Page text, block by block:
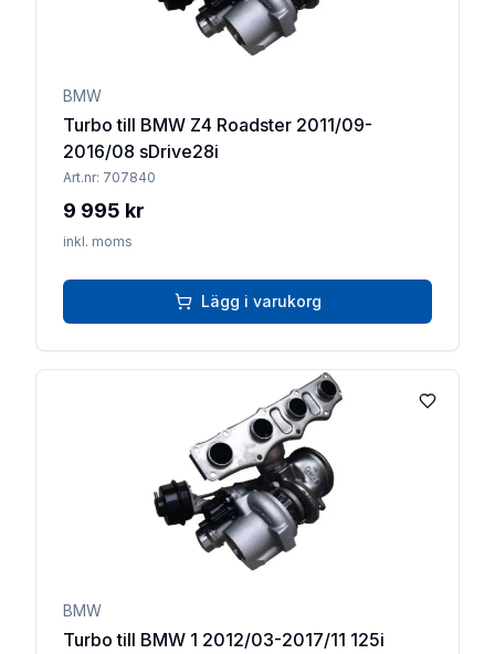
BMW
Turbo till BMW Z4 Roadster 2011/09-
2016/08 sDrive28i
Art.nr: 707840
9 995 kr
inkl. moms
Lägg i varukorg
Lägg till
BMW
Turbo till BMW 1 2012/03-2017/11 125i